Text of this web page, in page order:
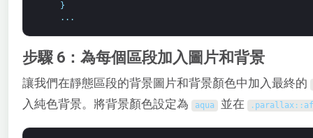
}
. . .
步驟 6：為每個區段加入圖片和背景
讓我們在靜態區段的背景圖片和背景顏色中加入最終的
入純色背景。將背景顏色設定為
aqua 並在 . parallax : :